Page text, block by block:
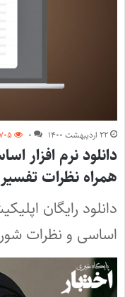
۲۲ اردیبهشت ۱۴۰۰ ۰
دانلود نرم افزار
همراه نظرات
دانلود رایگان
اساسی و نظرات